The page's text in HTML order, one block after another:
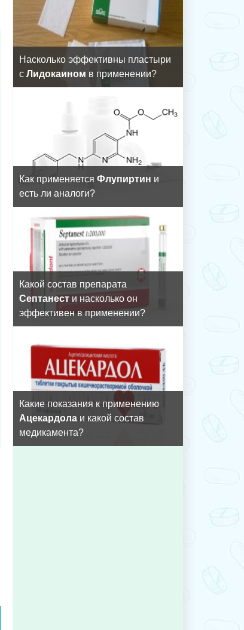
Насколько эффективны пластыри
с Лидокаином в применении?
Как применяется Флупиртин и
есть ли аналоги?
Какой состав препарата
Септанест и насколько он
эффективен в применении?
Какие показания к применению
Ацекардола и какой состав
медикамента?